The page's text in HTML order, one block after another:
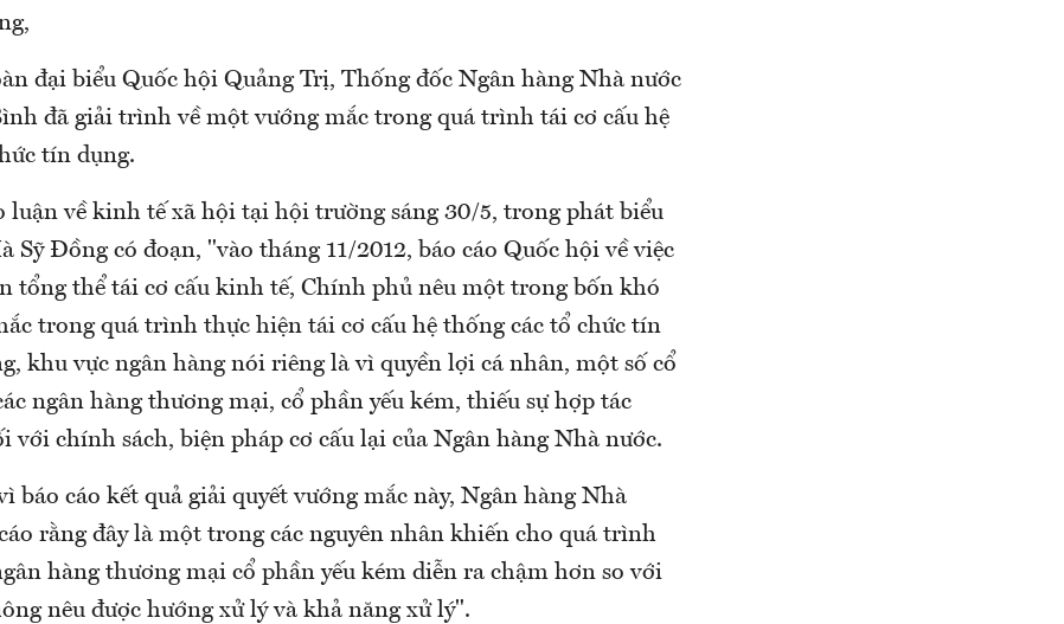
đại biểu Quốc hội Quảng Trị, Thống đốc Ngân hàng Nhà nước
đã giải trình về một vướng mắc trong quá trình tái cơ cấu hệ
tín dụng.
luận về kinh tế xã hội tại hội trường sáng 30/5, trong phát biểu
Sỹ Đồng có đoạn, "vào tháng 11/2012, báo cáo Quốc hội về việc
tổng thể tái cơ cấu kinh tế, Chính phủ nêu một trong bốn khó
trong quá trình thực hiện tái cơ cấu hệ thống các tổ chức tín
khu vực ngân hàng nói riêng là vì quyền lợi cá nhân, một số cổ
ngân hàng thương mại, cổ phần yếu kém, thiếu sự hợp tác
với chính sách, biện pháp cơ cấu lại của Ngân hàng Nhà nước.
báo cáo kết quả giải quyết vướng mắc này, Ngân hàng Nhà
rằng đây là một trong các nguyên nhân khiến cho quá trình
hàng thương mại cổ phần yếu kém diễn ra chậm hơn so với
nêu được hướng xử lý và khả năng xử lý".